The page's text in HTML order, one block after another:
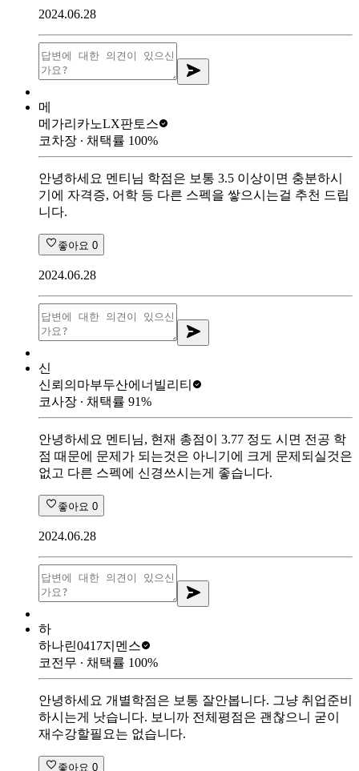
2024.06.28
메
메가리카노LX판토스
코차장 ∙ 채택률 100%
안녕하세요 멘티님 학점은 보통 3.5 이상이면 충분하시
기에 자격증, 어학 등 다른 스펙을 쌓으시는걸 추천 드립
니다.
좋아요 0
2024.06.28
신
신뢰의마부두산에너빌리티
코사장 ∙ 채택률 91%
안녕하세요 멘티님, 현재 총점이 3.77 정도 시면 전공 학
점 때문에 문제가 되는것은 아니기에 크게 문제되실것은
없고 다른 스펙에 신경쓰시는게 좋습니다.
좋아요 0
2024.06.28
하
하나린0417지멘스
코전무 ∙ 채택률 100%
안녕하세요 개별학점은 보통 잘안봅니다. 그냥 취업준비
하시는게 낫습니다. 보니까 전체평점은 괜찮으니 굳이
재수강할필요는 없습니다.
좋아요 0